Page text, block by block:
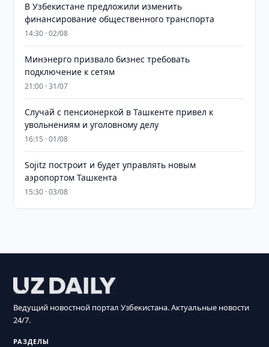
В Узбекистане предложили изменить
финансирование общественного транспорта
14:30 · 02/08
Минэнерго призвало бизнес требовать
подключение к сетям
21:00 · 31/07
Случай с пенсионеркой в Ташкенте привел к
увольнениям и уголовному делу
16:15 · 01/08
Sojitz построит и будет управлять новым
аэропортом Ташкента
15:30 · 03/08
Ведущий новостной портал Узбекистана. Актуальные новости
24/7.
РАЗДЕЛЫ